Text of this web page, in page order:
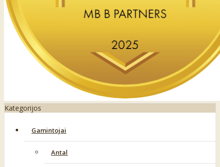
Kategorijos
Gamintojai
Antal